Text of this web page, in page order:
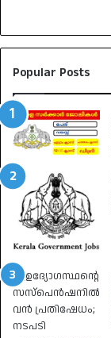
Popular Posts